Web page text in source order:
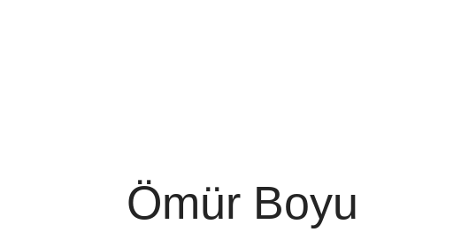
Ömür Boyu